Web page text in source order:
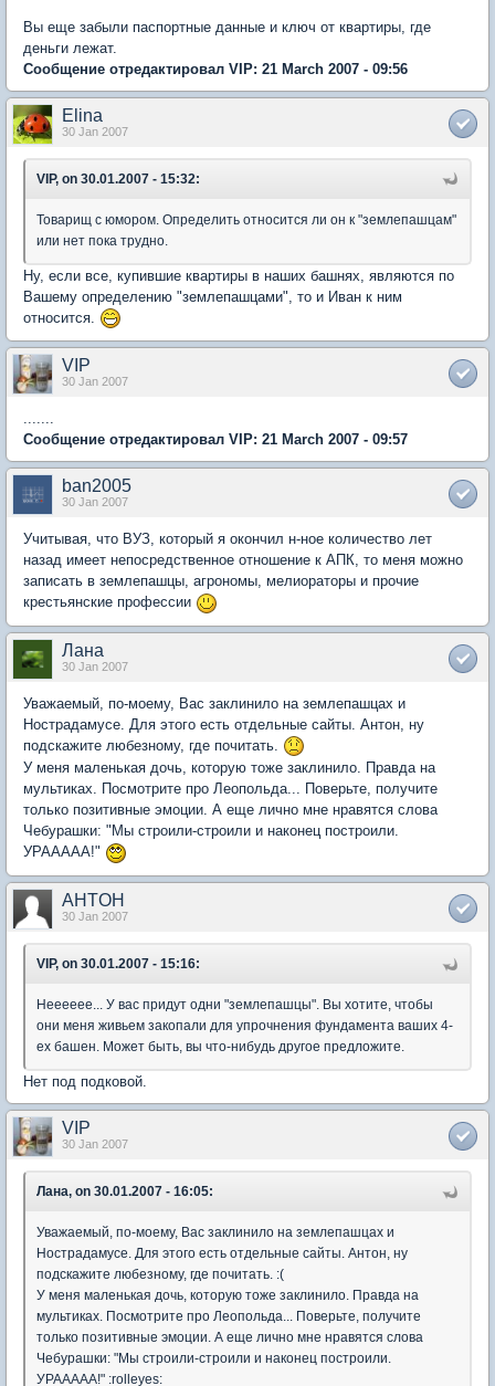
Вы еще забыли паспортные данные и ключ от квартиры, где
деньги лежат.
Сообщение отредактировал VIP: 21 March 2007 - 09:56
Elina
30 Jan 2007
VIP, on 30.01.2007 - 15:32:
Товарищ с юмором. Определить относится ли он к "землепашцам"
или нет пока трудно.
Ну, если все, купившие квартиры в наших башнях, являются по
Вашему определению "землепашцами", то и Иван к ним
относится.
VIP
30 Jan 2007
.......
Сообщение отредактировал VIP: 21 March 2007 - 09:57
ban2005
30 Jan 2007
Учитывая, что ВУЗ, который я окончил н-ное количество лет
назад имеет непосредственное отношение к АПК, то меня можно
записать в землепашцы, агрономы, мелиораторы и прочие
крестьянские профессии
Лана
30 Jan 2007
Уважаемый, по-моему, Вас заклинило на землепашцах и
Нострадамусе. Для этого есть отдельные сайты. Антон, ну
подскажите любезному, где почитать.
У меня маленькая дочь, которую тоже заклинило. Правда на
мультиках. Посмотрите про Леопольда... Поверьте, получите
только позитивные эмоции. А еще лично мне нравятся слова
Чебурашки: "Мы строили-строили и наконец построили.
УРААААА!"
AHTOH
30 Jan 2007
VIP, on 30.01.2007 - 15:16:
Нееееее... У вас придут одни "землепашцы". Вы хотите, чтобы
они меня живьем закопали для упрочнения фундамента ваших 4-
ех башен. Может быть, вы что-нибудь другое предложите.
Нет под подковой.
VIP
30 Jan 2007
Лана, on 30.01.2007 - 16:05:
Уважаемый, по-моему, Вас заклинило на землепашцах и
Нострадамусе. Для этого есть отдельные сайты. Антон, ну
подскажите любезному, где почитать. :(
У меня маленькая дочь, которую тоже заклинило. Правда на
мультиках. Посмотрите про Леопольда... Поверьте, получите
только позитивные эмоции. А еще лично мне нравятся слова
Чебурашки: "Мы строили-строили и наконец построили.
УРААААА!" :rolleyes: